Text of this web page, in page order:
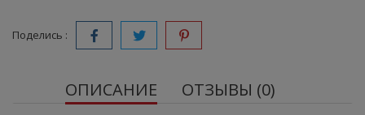
Поделись :
ОПИСАНИЕ ОТЗЫВЫ (0)